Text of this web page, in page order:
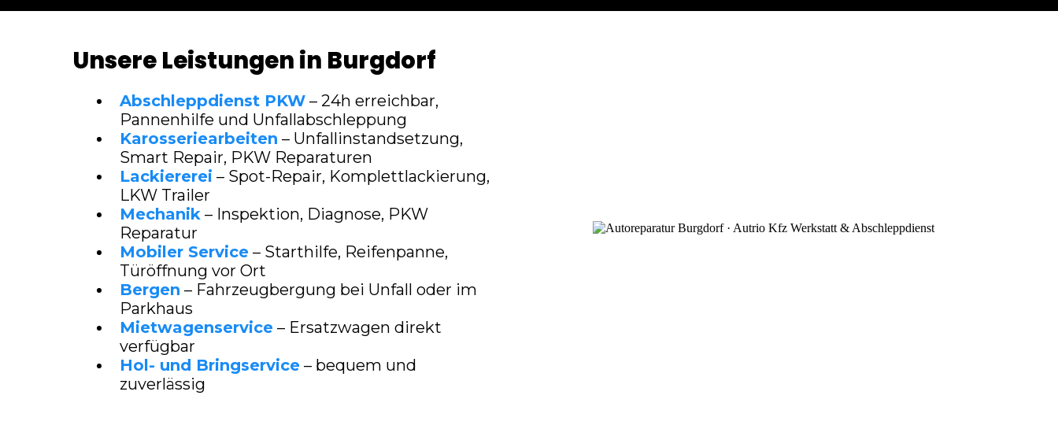
Unsere Leistungen in Burgdorf
Abschleppdienst PKW – 24h erreichbar,
Pannenhilfe und Unfallabschleppung
Karosseriearbeiten – Unfallinstandsetzung,
Smart Repair, PKW Reparaturen
Lackiererei – Spot-Repair, Komplettlackierung,
LKW Trailer
Mechanik – Inspektion, Diagnose, PKW
Reparatur
Mobiler Service – Starthilfe, Reifenpanne,
Türöffnung vor Ort
Bergen – Fahrzeugbergung bei Unfall oder im
Parkhaus
Mietwagenservice – Ersatzwagen direkt
verfügbar
Hol- und Bringservice – bequem und
zuverlässig